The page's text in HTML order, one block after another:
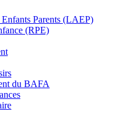
Parents (LAEP)
(RPE)
du BAFA